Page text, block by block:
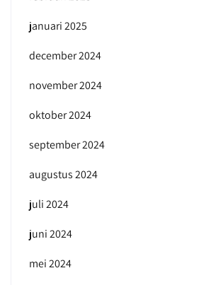
januari 2025
december 2024
november 2024
oktober 2024
september 2024
augustus 2024
juli 2024
juni 2024
mei 2024